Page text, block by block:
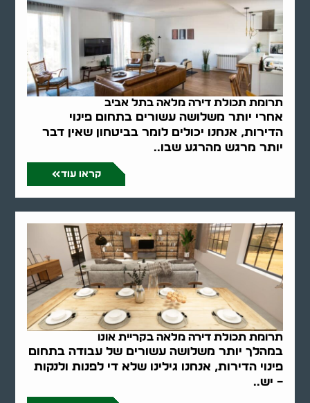
תרומת תכולת דירה מלאה בתל אביב
אחרי יותר משלושה עשורים בתחום פינוי
הדירות, אנחנו יכולים לומר בביטחון שאין דבר
יותר מרגש מהרגע שבו..
קראו עוד
תרומת תכולת דירה מלאה בקריית אונו
במהלך יותר משלושה עשורים של עבודה בתחום
פינוי הדירות, אנחנו גילינו שלא די לפנות ולנקות
– יש..